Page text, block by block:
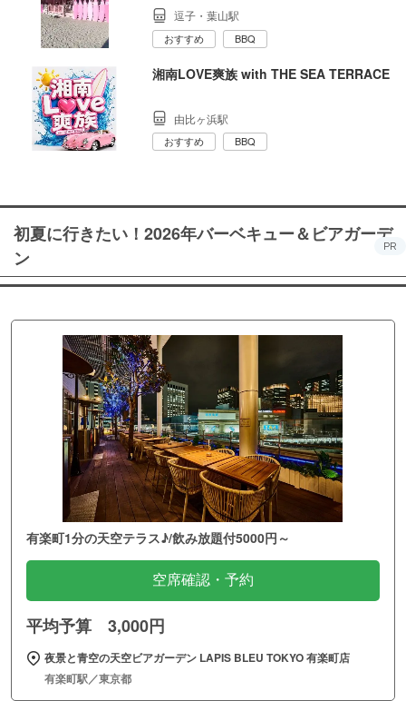
逗子・葉山駅
おすすめ BBQ
湘南LOVE爽族 with THE SEA TERRACE
由比ヶ浜駅
おすすめ BBQ
初夏に行きたい！2026年バーベキュー＆ビアガーデ
ン
PR
有楽町1分の天空テラス♪/飲み放題付5000円～
空席確認・予約
平均予算 3,000円
夜景と青空の天空ビアガーデン LAPIS BLEU TOKYO 有楽町店
有楽町駅／東京都